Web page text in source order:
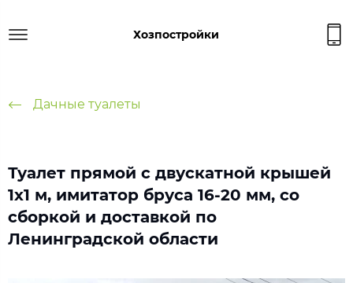
Хозпостройки
Дачные туалеты
Туалет прямой с двускатной крышей
1х1 м, имитатор бруса 16-20 мм, со
сборкой и доставкой по
Ленинградской области